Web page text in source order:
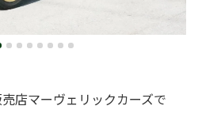
店マーヴェリックカーズで